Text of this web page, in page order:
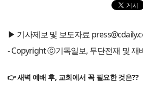
▶ 기사제보 및 보도자료
- Copyright ⓒ기독일보, 무단전재 및 재
👉 새벽 예배 후, 교회에서 꼭 필요한 것은??